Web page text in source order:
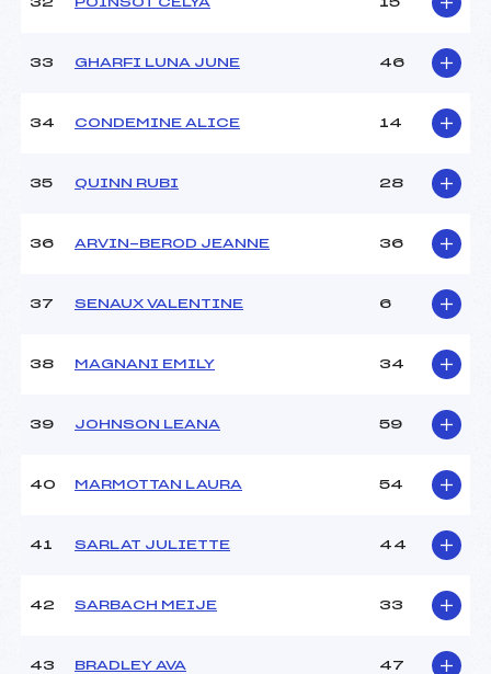
32 POINSOT CELYA 15
33 GHARFI LUNA JUNE 46
34 CONDEMINE ALICE 14
35 QUINN RUBI 28
36 ARVIN-BEROD JEANNE 36
37 SENAUX VALENTINE 6
38 MAGNANI EMILY 34
39 JOHNSON LEANA 59
40 MARMOTTAN LAURA 54
41 SARLAT JULIETTE 44
42 SARBACH MEIJE 33
43 BRADLEY AVA 47